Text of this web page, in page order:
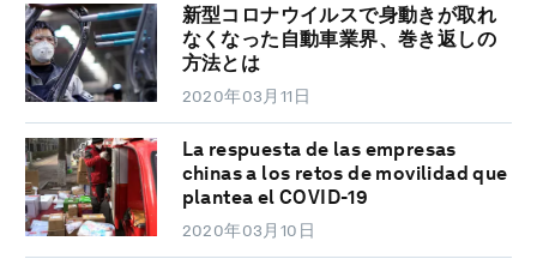
新型コロナウイルスで身動きが取れ
なくなった自動車業界、巻き返しの
方法とは
2020年03月11日
La respuesta de las empresas
chinas a los retos de movilidad que
plantea el COVID-19
2020年03月10日